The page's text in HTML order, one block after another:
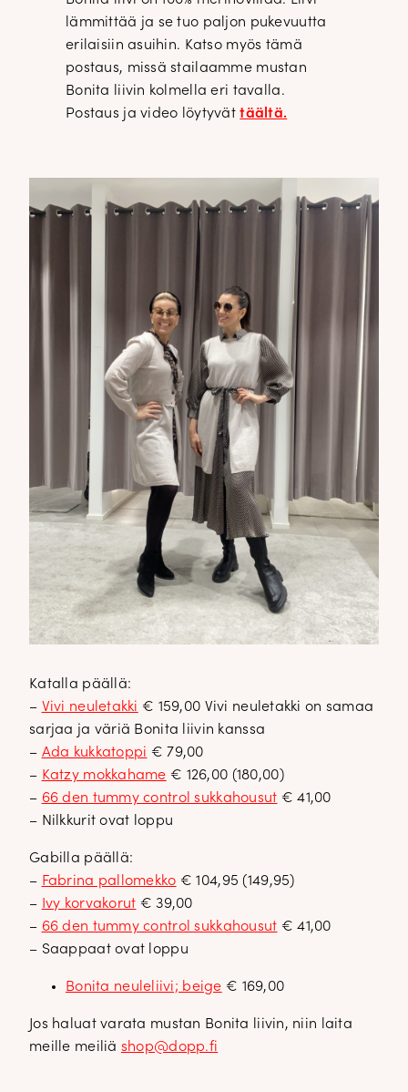
lämmittää ja se tuo paljon pukevuutta
erilaisiin asuihin. Katso myös tämä
postaus, missä stailaamme mustan
Bonita liivin kolmella eri tavalla.
Postaus ja video löytyvättäältä.
Katalla päällä:
– Vivi neuletakki € 159,00 Vivi neuletakki on samaa
sarjaa ja väriä Bonita liivin kanssa
– Ada kukkatoppi € 79,00
– Katzy mokkahame € 126,00 (180,00)
– 66 den tummy control sukkahousut € 41,00
– Nilkkurit ovat loppu
Gabilla päällä:
– Fabrina pallomekko € 104,95 (149,95)
– Ivy korvakorut € 39,00
– 66 den tummy control sukkahousut € 41,00
– Saappaat ovat loppu
Bonita neuleliivi; beige € 169,00
Jos haluat varata mustan Bonita liivin, niin laita
meille meiliä shop@dopp.fi